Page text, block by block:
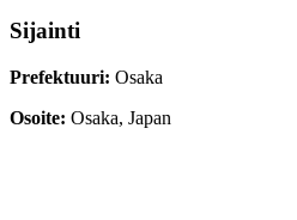
Sijainti
Prefektuuri: Osaka
Osoite: Osaka, Japan